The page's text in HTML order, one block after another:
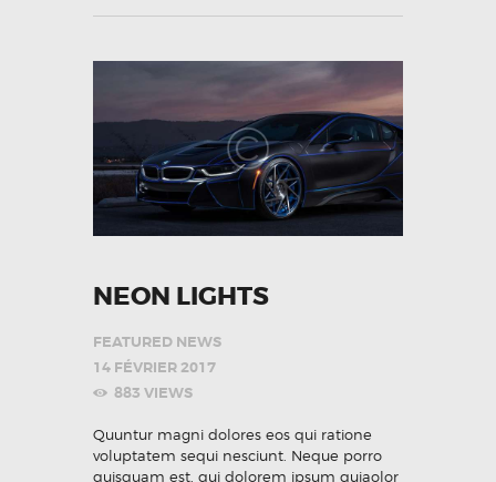
NEON LIGHTS
FEATURED NEWS
14 FÉVRIER 2017
883 VIEWS
Quuntur magni dolores eos qui ratione
voluptatem sequi nesciunt. Neque porro
quisquam est, qui dolorem ipsum quiaolor